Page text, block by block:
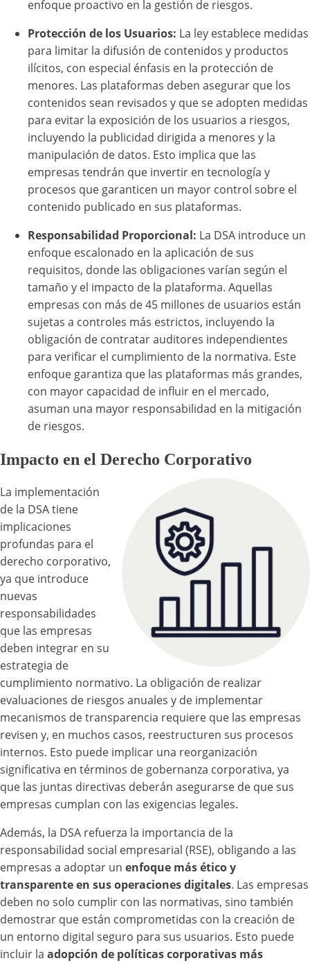
enfoque proactivo en la gestión de riesgos.
Protección de los Usuarios: La ley establece medidas
para limitar la difusión de contenidos y productos
ilícitos, con especial énfasis en la protección de
menores. Las plataformas deben asegurar que los
contenidos sean revisados y que se adopten medidas
para evitar la exposición de los usuarios a riesgos,
incluyendo la publicidad dirigida a menores y la
manipulación de datos. Esto implica que las
empresas tendrán que invertir en tecnología y
procesos que garanticen un mayor control sobre el
contenido publicado en sus plataformas.
Responsabilidad Proporcional: La DSA introduce un
enfoque escalonado en la aplicación de sus
requisitos, donde las obligaciones varían según el
tamaño y el impacto de la plataforma. Aquellas
empresas con más de 45 millones de usuarios están
sujetas a controles más estrictos, incluyendo la
obligación de contratar auditores independientes
para verificar el cumplimiento de la normativa. Este
enfoque garantiza que las plataformas más grandes,
con mayor capacidad de influir en el mercado,
asuman una mayor responsabilidad en la mitigación
de riesgos.
Impacto en el Derecho Corporativo
La implementación
de la DSA tiene
implicaciones
profundas para el
derecho corporativo,
ya que introduce
nuevas
responsabilidades
que las empresas
deben integrar en su
estrategia de
cumplimiento normativo. La obligación de realizar
evaluaciones de riesgos anuales y de implementar
mecanismos de transparencia requiere que las empresas
revisen y, en muchos casos, reestructuren sus procesos
internos. Esto puede implicar una reorganización
significativa en términos de gobernanza corporativa, ya
que las juntas directivas deberán asegurarse de que sus
empresas cumplan con las exigencias legales.
Además, la DSA refuerza la importancia de la
responsabilidad social empresarial (RSE), obligando a las
empresas a adoptar un enfoque más ético y
transparente en sus operaciones digitales. Las empresas
deben no solo cumplir con las normativas, sino también
demostrar que están comprometidas con la creación de
un entorno digital seguro para sus usuarios. Esto puede
incluir la adopción de políticas corporativas más